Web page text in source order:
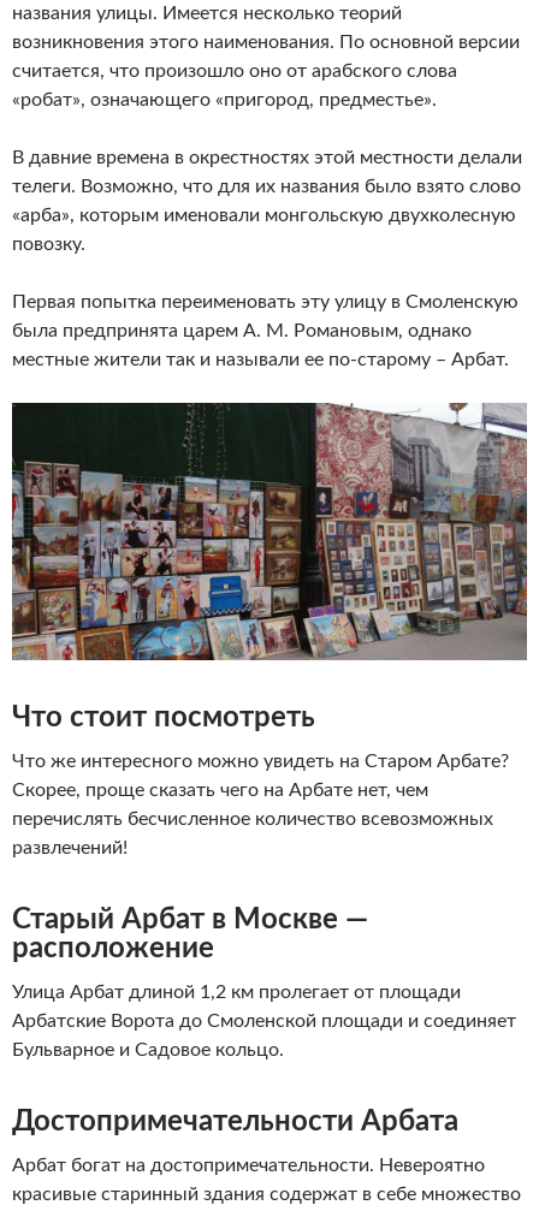
названия улицы. Имеется несколько теорий
возникновения этого наименования. По основной версии
считается, что произошло оно от арабского слова
«робат», означающего «пригород, предместье».
В давние времена в окрестностях этой местности делали
телеги. Возможно, что для их названия было взято слово
«арба», которым именовали монгольскую двухколесную
повозку.
Первая попытка переименовать эту улицу в Смоленскую
была предпринята царем А. М. Романовым, однако
местные жители так и называли ее по-старому – Арбат.
Что стоит посмотреть
Что же интересного можно увидеть на Старом Арбате?
Скорее, проще сказать чего на Арбате нет, чем
перечислять бесчисленное количество всевозможных
развлечений!
Старый Арбат в Москве —
расположение
Улица Арбат длиной 1,2 км пролегает от площади
Арбатские Ворота до Смоленской площади и соединяет
Бульварное и Садовое кольцо.
Достопримечательности Арбата
Арбат богат на достопримечательности. Невероятно
красивые старинный здания содержат в себе множество